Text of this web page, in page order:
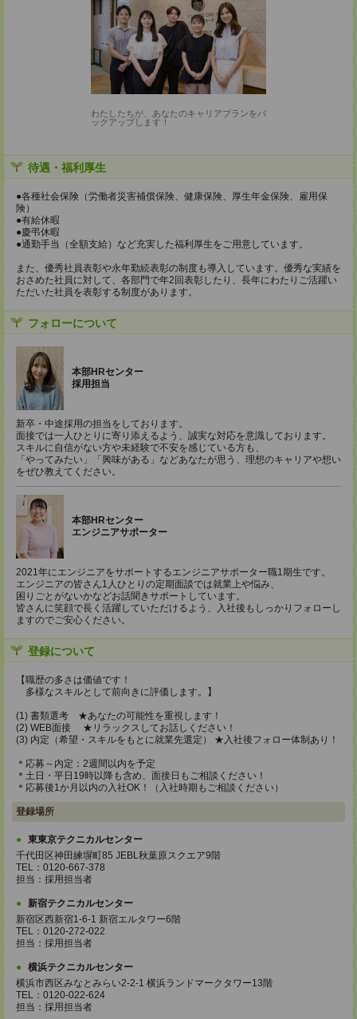
わたしたちが、あなたのキャリアプランをバ
ックアップします！
待遇・福利厚生
●各種社会保険（労働者災害補償保険、健康保険、厚生年金保険、雇用保
険）
●有給休暇
●慶弔休暇
●通勤手当（全額支給）など充実した福利厚生をご用意しています。
また、優秀社員表彰や永年勤続表彰の制度も導入しています。優秀な実績を
おさめた社員に対して、各部門で年2回表彰したり、長年にわたりご活躍い
ただいた社員を表彰する制度があります。
フォローについて
本部HRセンター
採用担当
新卒・中途採用の担当をしております。
面接では一人ひとりに寄り添えるよう、誠実な対応を意識しております。
スキルに自信がない方や未経験で不安を感じている方も、
「やってみたい」「興味がある」などあなたが思う、理想のキャリアや想い
をぜひ教えてください。
本部HRセンター
エンジニアサポーター
2021年にエンジニアをサポートするエンジニアサポーター職1期生です。
エンジニアの皆さん1人ひとりの定期面談では就業上や悩み、
困りごとがないかなどお話聞きサポートしています。
皆さんに笑顔で長く活躍していただけるよう、入社後もしっかりフォローし
ますのでご安心ください。
登録について
【職歴の多さは価値です！
多様なスキルとして前向きに評価します。】
(1) 書類選考 ★あなたの可能性を重視します！
(2) WEB面接 ★リラックスしてお話しください！
(3) 内定（希望・スキルをもとに就業先選定） ★入社後フォロー体制あり！
＊応募～内定：2週間以内を予定
＊土日・平日19時以降も含め、面接日もご相談ください！
＊応募後1か月以内の入社OK！（入社時期もご相談ください）
登録場所
東東京テクニカルセンター
千代田区神田練塀町85 JEBL秋葉原スクエア9階
TEL：0120-667-378
担当：採用担当者
新宿テクニカルセンター
新宿区西新宿1-6-1 新宿エルタワー6階
TEL：0120-272-022
担当：採用担当者
横浜テクニカルセンター
横浜市西区みなとみらい2-2-1 横浜ランドマークタワー13階
TEL：0120-022-624
担当：採用担当者